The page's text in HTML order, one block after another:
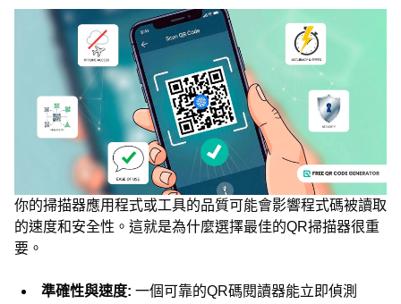
你的掃描器應用程式或工具的品質可能會影響程式碼被讀取
的速度和安全性。這就是為什麼選擇最佳的QR掃描器很重
要。
準確性與速度: 一個可靠的QR碼閱讀器能立即偵測